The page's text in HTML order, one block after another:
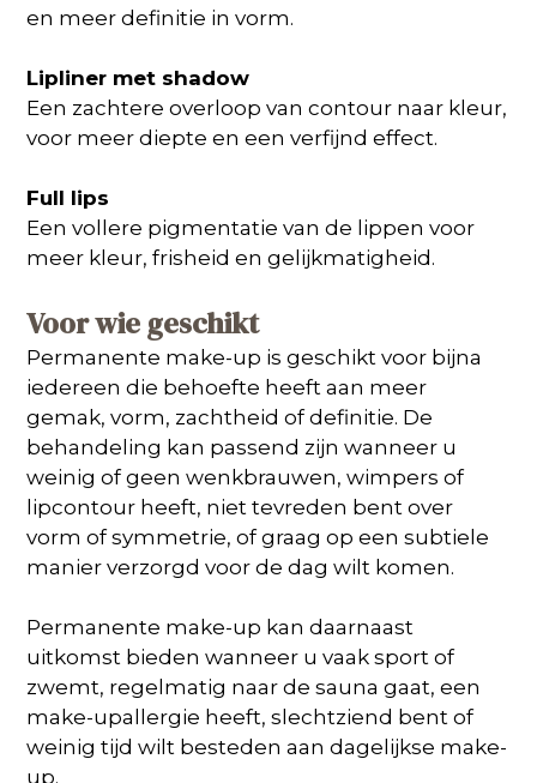
en meer definitie in vorm.
Lipliner met shadow
Een zachtere overloop van contour naar kleur,
voor meer diepte en een verfijnd effect.
Full lips
Een vollere pigmentatie van de lippen voor
meer kleur, frisheid en gelijkmatigheid.
Voor wie geschikt
Permanente make-up is geschikt voor bijna
iedereen die behoefte heeft aan meer
gemak, vorm, zachtheid of definitie. De
behandeling kan passend zijn wanneer u
weinig of geen wenkbrauwen, wimpers of
lipcontour heeft, niet tevreden bent over
vorm of symmetrie, of graag op een subtiele
manier verzorgd voor de dag wilt komen.
Permanente make-up kan daarnaast
uitkomst bieden wanneer u vaak sport of
zwemt, regelmatig naar de sauna gaat, een
make-upallergie heeft, slechtziend bent of
weinig tijd wilt besteden aan dagelijkse make-
up.